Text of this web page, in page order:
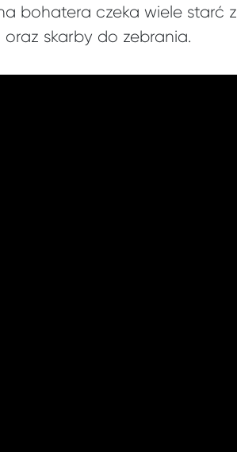
bohatera czeka wiele starć z
skarby do zebrania.